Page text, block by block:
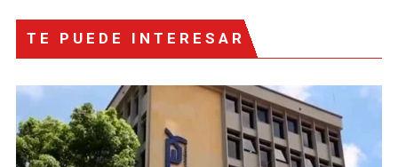
TE PUEDE INTERESAR